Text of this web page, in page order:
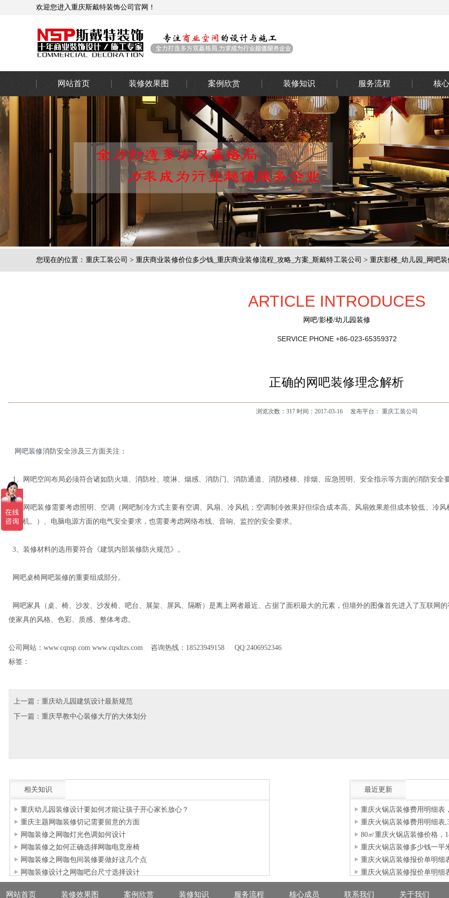
欢迎您进入重庆斯戴特装饰公司官网！
网站首页 装修效果图 案例欣赏 装修知识 服务流程 核
您现在的位置： 重庆工装公司 >重庆商业装修价位多少钱_重庆商业装修流程_攻略_方案_斯戴特工装公司 > 重庆影楼_幼儿园_网吧装
ARTICLE INTRODUCES
网吧/影楼/幼儿园装修
SERVICE PHONE +86-023-65359372
正确的网吧装修理念解析
浏览次数： 317 时间：2017-03-16 发布平台： 重庆工装公司
网吧装修消防安全涉及三方面关注：
1、网吧空间布局必须符合诸如防火墙、消防栓、喷淋、烟感、消防门、消防通道、消防楼梯、排烟、应急照明、安全指示等方面的消防安全
2、网吧装修需要考虑照明、空调（网吧制冷方式主要有空调、风扇、冷风机；空调制冷效果好但综合成本高、风扇效果差但成本较低、冷
冷风机。）、电脑电源方面的电气安全要求，也需要考虑网络布线、音响、监控的安全要求。
3、装修材料的选用要符合《建筑内部装修防火规范》。
网吧桌椅网吧装修的重要组成部分。
网吧家具（桌、椅、沙发、沙发椅、吧台、展架、屏风、隔断）是离上网者最近、占据了面积最大的元素，但墙外的图像首先进入了互联网
使家具的风格、色彩、质感、整体考虑。
公司网站：www.cqnsp.com www.cqsdtzs.com 咨询热线：18523949158 QQ:2406952346
标签：
上一篇： 重庆幼儿园建筑设计最新规范
下一篇： 重庆早教中心装修大厅的大体划分
相关知识
重庆幼儿园装修设计要如何才能让孩子开心家长放心？
重庆主题网咖装修切记需要留意的方面
网咖装修之网咖灯光色调如何设计
网咖装修之如何正确选择网咖电竞座椅
网咖装修之网咖包间装修要做好这几个点
网咖装修设计之网咖吧台尺寸选择设计
最近更新
重庆火锅店装修费用明细表
重庆火锅店装修费用明细表
80㎡重庆火锅店装修价格，
重庆火锅店装修多少钱一平
重庆火锅店装修报价单明细
重庆火锅店装修报价单明细
网站首页 装修效果图 案例欣赏 装修知识 服务流程 核心成员 联系我们 关于我们